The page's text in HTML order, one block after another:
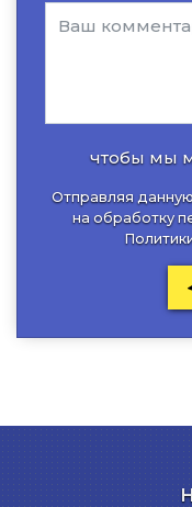
чтобы мы
Отправляя
на обработку